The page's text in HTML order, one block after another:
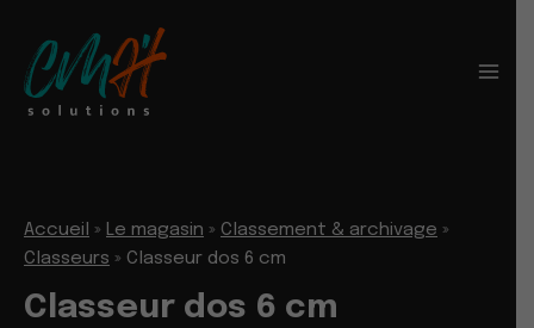
contenu
Accueil » Le magasin » Classement & archivage »
Classeurs » Classeur dos 6 cm
Classeur dos 6 cm